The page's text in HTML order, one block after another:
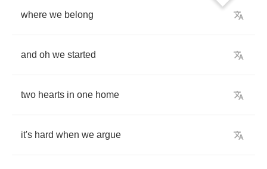
where we belong
and oh we started
two hearts in one home
it's hard when we argue